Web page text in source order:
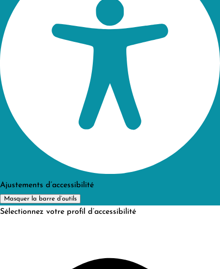
Ajustements d’accessibilité
Masquer la barre d’outils
Sélectionnez votre profil d’accessibilité